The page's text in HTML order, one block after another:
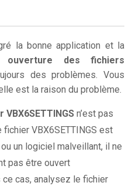
la bonne application et la
ouverture des fichiers
des problèmes. Vous
est la raison du problème.
VBX6SETTINGS n’est pas
VBX6SETTINGS est
un logiciel malveillant, il ne
pas être ouvert
cas, analysez le fichier